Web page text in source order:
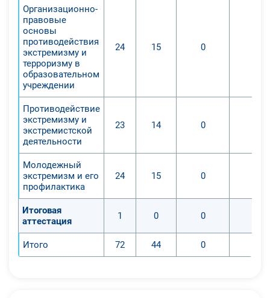
основных принципах
деятельности и терроризму,
профилактики экстремистской
деятельности и террористических
Организационно-
правовые
основы
противодействия
экстремизму и
терроризму в
образовательном
учреждении
24 15 0
Противодействие
экстремизму и
экстремистской
деятельности
23 14 0
Молодежный
экстремизм и его
профилактика
24 15 0
Итоговая
аттестация
1 0 0
Итого 72 44 0